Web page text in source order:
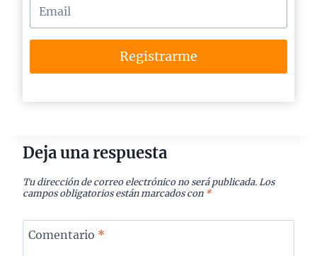
Registrarme
Deja una respuesta
Tu dirección de correo electrónico no será publicada. Los
campos obligatorios están marcados con *
Comentario *